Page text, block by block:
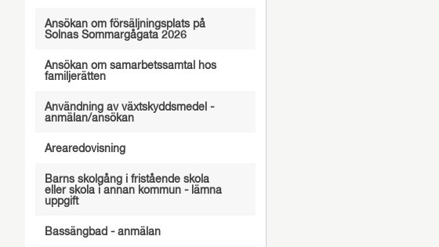
Ansökan om försäljningsplats på
Solnas Sommargågata 2026
Ansökan om samarbetssamtal hos
familjerätten
Användning av växtskyddsmedel -
anmälan/ansökan
Arearedovisning
Barns skolgång i fristående skola
eller skola i annan kommun - lämna
uppgift
Bassängbad - anmälan